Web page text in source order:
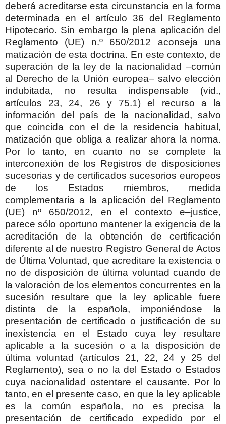
deberá acreditarse esta circunstancia en la forma
determinada en el artículo 36 del Reglamento
Hipotecario. Sin embargo la plena aplicación del
Reglamento (UE) n.º 650/2012 aconseja una
matización de esta doctrina. En este contexto, de
superación de la ley de la nacionalidad –común
al Derecho de la Unión europea– salvo elección
indubitada, no resulta indispensable (vid.,
artículos 23, 24, 26 y 75.1) el recurso a la
información del país de la nacionalidad, salvo
que coincida con el de la residencia habitual,
matización que obliga a realizar ahora la norma.
Por lo tanto, en cuanto no se complete la
interconexión de los Registros de disposiciones
sucesorias y de certificados sucesorios europeos
de los Estados miembros, medida
complementaria a la aplicación del Reglamento
(UE) nº 650/2012, en el contexto e–justice,
parece sólo oportuno mantener la exigencia de la
acreditación de la obtención de certificación
diferente al de nuestro Registro General de Actos
de Última Voluntad, que acreditare la existencia o
no de disposición de última voluntad cuando de
la valoración de los elementos concurrentes en la
sucesión resultare que la ley aplicable fuere
distinta de la española, imponiéndose la
presentación de certificado o justificación de su
inexistencia en el Estado cuya ley resultare
aplicable a la sucesión o a la disposición de
última voluntad (artículos 21, 22, 24 y 25 del
Reglamento), sea o no la del Estado o Estados
cuya nacionalidad ostentare el causante. Por lo
tanto, en el presente caso, en que la ley aplicable
es la común española, no es precisa la
presentación de certificado expedido por el